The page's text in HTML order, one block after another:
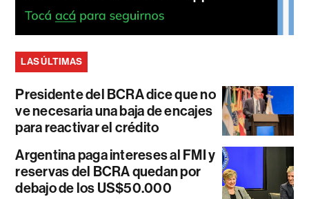
LAS ÚLTIMAS
Presidente del BCRA dice que no
ve necesaria una baja de encajes
para reactivar el crédito
Argentina paga intereses al FMI y
reservas del BCRA quedan por
debajo de los US$50.000